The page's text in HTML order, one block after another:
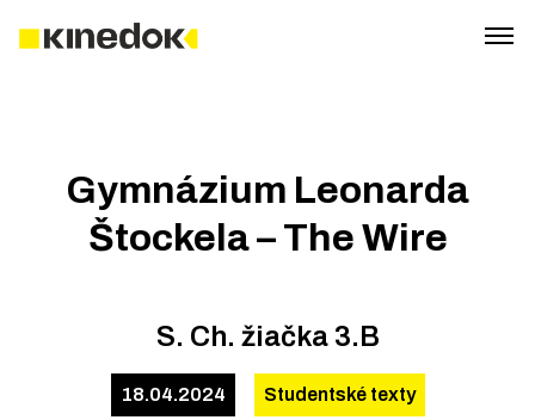
Gymnázium Leonarda
Štockela – The Wire
S. Ch. žiačka 3.B
18.04.2024 Studentské texty